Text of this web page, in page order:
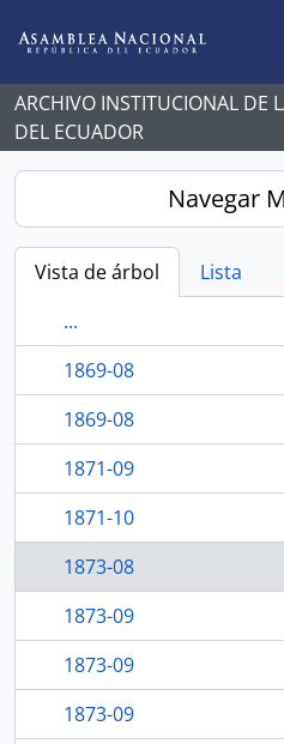
ARCHIVO INSTITUCIONAL DE
DEL ECUADOR
Navegar
Vista de árbol Lista
...
1869-08
1869-08
1871-09
1871-10
1873-08
1873-09
1873-09
1873-09